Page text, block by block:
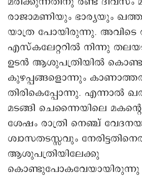
രാജാമണിയും ഭാര്യയും
യാത്ര പോയിരുന്നു. അവിടെ
എസ്കലേറ്ററില്‍ നിന്നു
ഉടന്‍ ആശുപത്രിയില്‍
കുഴപ്പങ്ങളൊന്നും
തിരികെപ്പോന്നു. എന്നാല്‍
മടങ്ങി ചെന്നൈയിലെ
ശേഷം രാത്രി നെഞ്ച്
ശ്വാസതടസ്സവും
ആശുപത്രിയിലേക്കു
കൊണ്ടുപോകവേയായിരുന്നു